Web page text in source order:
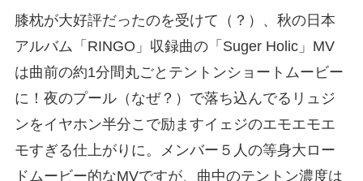
膝枕が大好評だったのを受けて（？）、秋の日本
アルバム「RINGO」収録曲の「Suger Holic」MV
は曲前の約1分間丸ごとテントンショートムービー
に！夜のプール（なぜ？）で落ち込んでるリュジ
ンをイヤホン半分こで励ますイェジのエモエモエ
モすぎる仕上がりに。メンバー５人の等身大ロー
ドムービー的なMVですが、曲中のテントン濃度は